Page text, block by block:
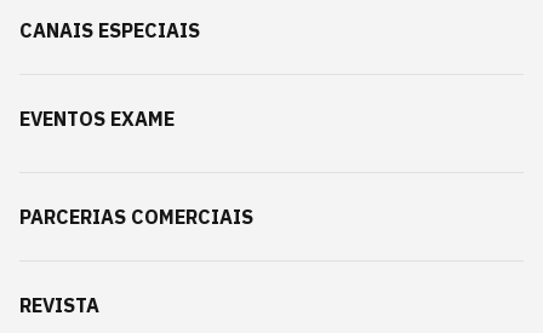
CANAIS ESPECIAIS
EVENTOS EXAME
PARCERIAS COMERCIAIS
REVISTA